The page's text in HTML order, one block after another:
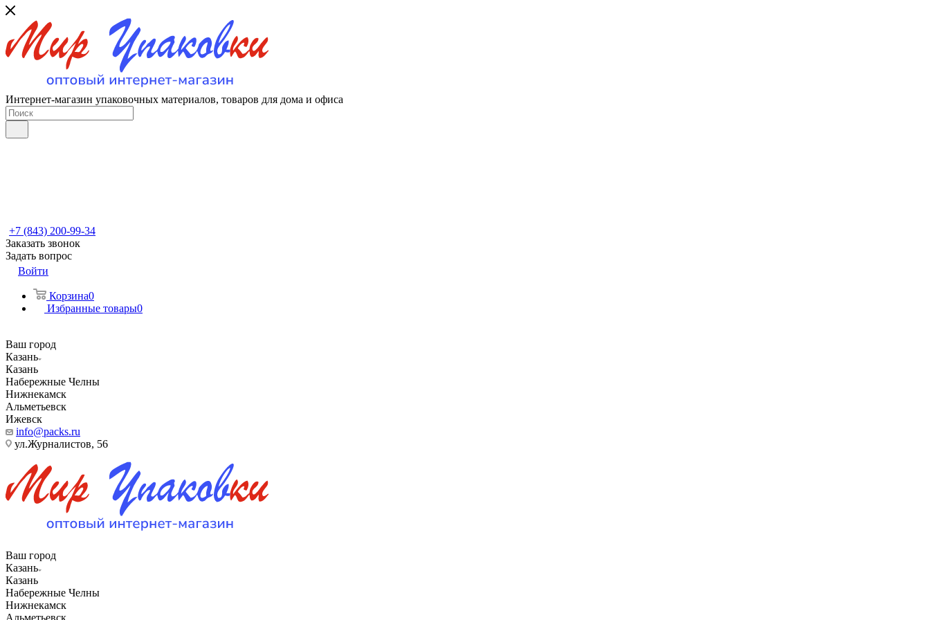
Интернет-магазин упаковочных материалов, товаров для дома и офиса
+7 (843) 200-99-34
Заказать звонок
Задать вопрос
Войти
Корзина0
Избранные товары0
Ваш город
Казань
Казань
Набережные Челны
Нижнекамск
Альметьевск
Ижевск
info@packs.ru
ул.Журналистов, 56
Ваш город
Казань
Казань
Набережные Челны
Нижнекамск
Альметьевск